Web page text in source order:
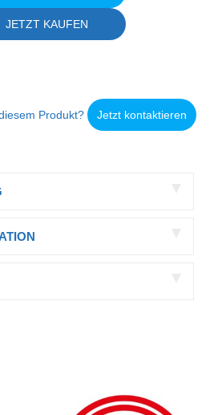
JETZT KAUFEN
Produkt? Jetzt kontaktieren